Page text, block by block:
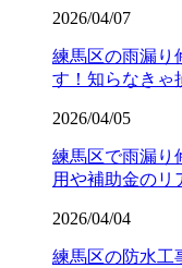
2026/04/07
練馬区の雨漏り
す！知らなきゃ
2026/04/05
練馬区で雨漏り
用や補助金のリ
2026/04/04
練馬区の防水工